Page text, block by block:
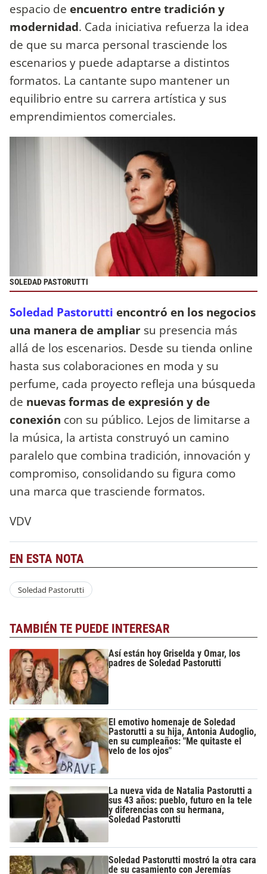
espacio de encuentro entre tradición y
modernidad. Cada iniciativa refuerza la idea
de que su marca personal trasciende los
escenarios y puede adaptarse a distintos
formatos. La cantante supo mantener un
equilibrio entre su carrera artística y sus
emprendimientos comerciales.
SOLEDAD PASTORUTTI
Soledad Pastorutti encontró en los negocios
una manera de ampliar su presencia más
allá de los escenarios. Desde su tienda online
hasta sus colaboraciones en moda y su
perfume, cada proyecto refleja una búsqueda
de nuevas formas de expresión y de
conexión con su público. Lejos de limitarse a
la música, la artista construyó un camino
paralelo que combina tradición, innovación y
compromiso, consolidando su figura como
una marca que trasciende formatos.
VDV
EN ESTA NOTA
Soledad Pastorutti
TAMBIÉN TE PUEDE INTERESAR
Así están hoy Griselda y Omar, los
padres de Soledad Pastorutti
El emotivo homenaje de Soledad
Pastorutti a su hija, Antonia Audoglio,
en su cumpleaños: "Me quitaste el
velo de los ojos"
La nueva vida de Natalia Pastorutti a
sus 43 años: pueblo, futuro en la tele
y diferencias con su hermana,
Soledad Pastorutti
Soledad Pastorutti mostró la otra cara
de su casamiento con Jeremías